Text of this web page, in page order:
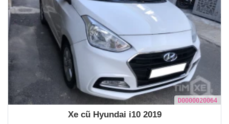
D0000020064
Xe cũ Hyundai i10 2019